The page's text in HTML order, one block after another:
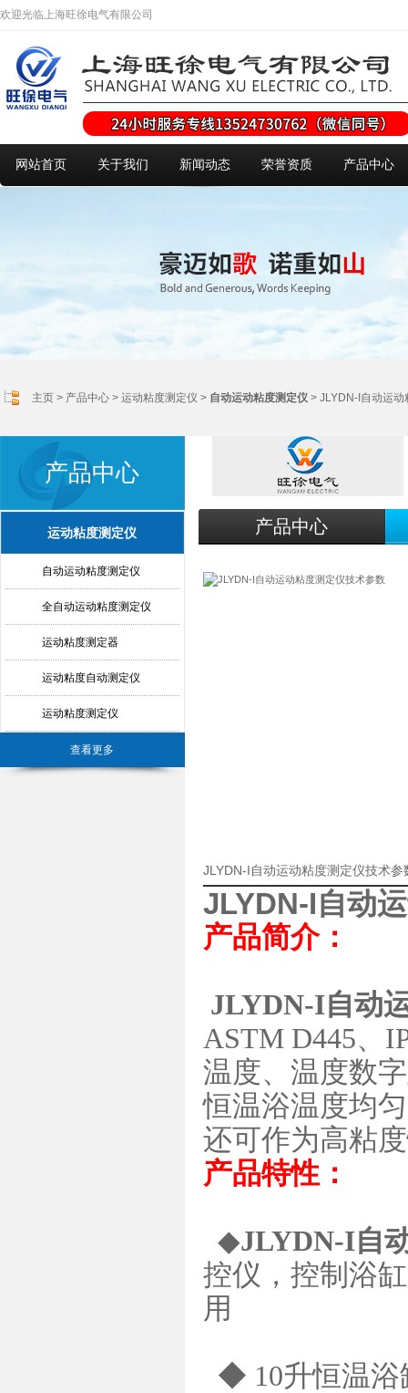
欢迎光临上海旺徐电气有限公司
网站首页 关于我们 新闻动态 荣誉资质 产品中心
主页 > 产品中心 > 运动粘度测定仪 > 自动运动粘度测定仪 > JLYDN-I自动运
产品中心
运动粘度测定仪
自动运动粘度测定仪
全自动运动粘度测定仪
运动粘度测定器
运动粘度自动测定仪
运动粘度测定仪
查看更多
产品中心
JLYDN-I自动运动粘度测定仪技术参
JLYDN-I自动
产品简介：
JLYDN-I自动
ASTM D445、
温度、温度数
恒温浴温度均
还可作为高粘
产品特性：
◆JLYDN-I自
控仪，控制浴
用
◆ 10升恒温浴